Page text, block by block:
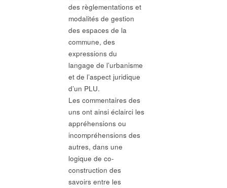
des règlementations et
modalités de gestion
des espaces de la
commune, des
expressions du
langage de l’urbanisme
et de l’aspect juridique
d’un PLU.
Les commentaires des
uns ont ainsi éclairci les
appréhensions ou
incompréhensions des
autres, dans une
logique de co-
construction des
savoirs entre les